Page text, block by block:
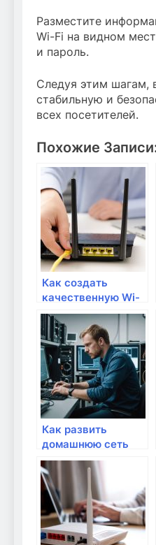
Разместите
Wi-Fi на видном
и пароль.
Следуя этим шагам,
стабильную и
всех посетителей.
Похожие
Как создать
качественную Wi-
Fi сеть для своего
бизнеса?
Как развить
домашнюю сеть
для онлайн-
работы?